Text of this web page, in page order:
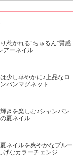
惹かれる”ちゅるん”質感
アーネイル
少し華やかに♪上品なロ
パンマグネット
きを楽しむ♪シャンパン
夏ネイル
ネイルを爽やかなブルー
げなカラーチェンジ